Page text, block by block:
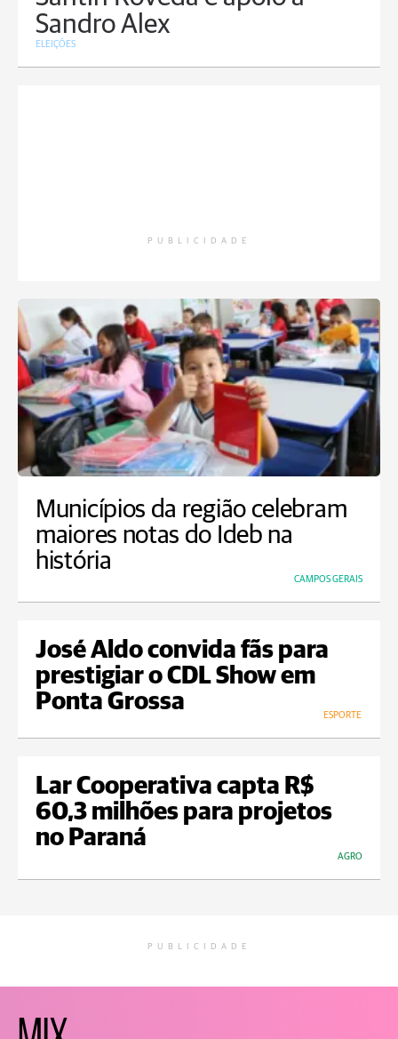
Sandro Alex
ELEIÇÕES
PUBLICIDADE
Municípios da região celebram
maiores notas do Ideb na
história
CAMPOS GERAIS
José Aldo convida fãs para
prestigiar o CDL Show em
Ponta Grossa
ESPORTE
Lar Cooperativa capta R$
60,3 milhões para projetos
no Paraná
AGRO
PUBLICIDADE